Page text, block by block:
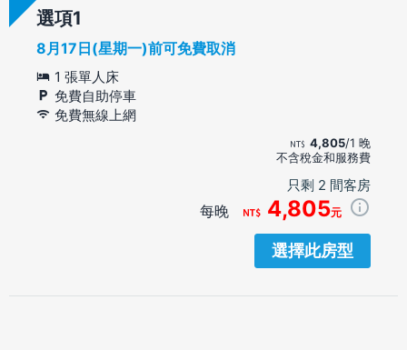
選項
8月17日(星期一)前可免費取消
1 張單人床
免費自助停車
免費無線上網
4,805/1 晚
不含稅金和服務費
只剩 2 間客房
每晚 4,805元
選擇此房型